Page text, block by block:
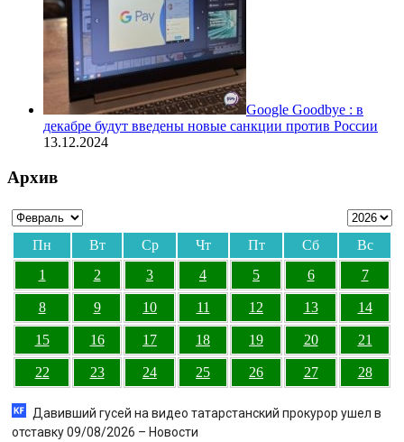
Google Goodbye : в
декабре будут введены новые санкции против России
13.12.2024
Архив
Пн Вт Ср Чт Пт Сб
Вс
1
2 3 4 5 6 7
8 9 10 11 12 13 14
15 16 17 18 19 20 21
22 23 24 25 26 27 28
Давивший гусей на видео татарстанский прокурор ушел в
отставку 09/08/2026 – Новости